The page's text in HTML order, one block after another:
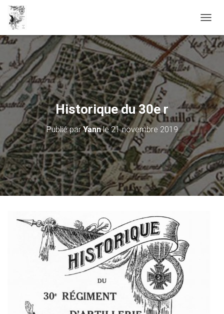
É
P
L
E
R
L
A
N
A
V
G
A
T
I
O
N
Historique du 30e r
Publié parYannle21 novembre 2019